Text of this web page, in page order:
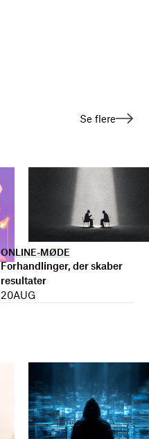
Se flere
ONLINE-MØDE
Forhandlinger, der skaber
resultater
20AUG